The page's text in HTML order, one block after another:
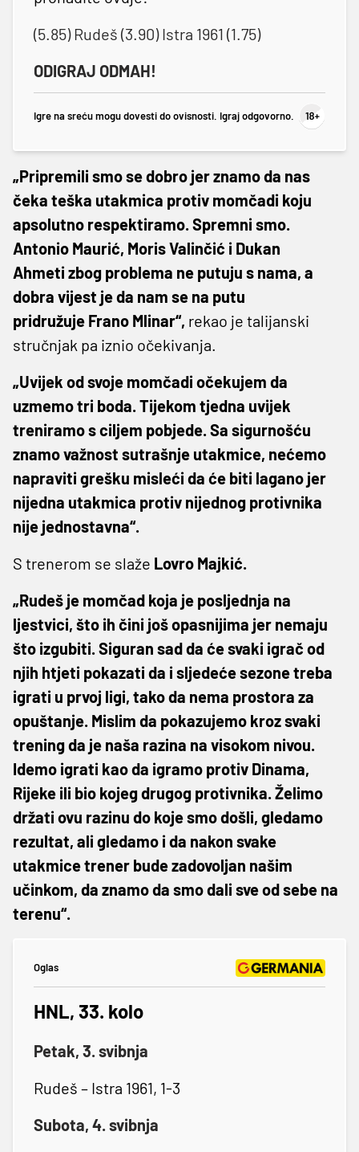
(5.85) Rudeš (3.90) Istra 1961 (1.75)
ODIGRAJ ODMAH!
Igre na sreću mogu dovesti do ovisnosti. Igraj odgovorno.
„Pripremili smo se dobro jer znamo da nas
čeka teška utakmica protiv momčadi koju
apsolutno respektiramo. Spremni smo.
Antonio Maurić, Moris Valinčić i Dukan
Ahmeti zbog problema ne putuju s nama, a
dobra vijest je da nam se na putu
pridružuje Frano Mlinar“, rekao je talijanski
stručnjak pa iznio očekivanja.
„Uvijek od svoje momčadi očekujem da
uzmemo tri boda. Tijekom tjedna uvijek
treniramo s ciljem pobjede. Sa sigurnošću
znamo važnost sutrašnje utakmice, nećemo
napraviti grešku misleći da će biti lagano jer
nijedna utakmica protiv nijednog protivnika
nije jednostavna“.
S trenerom se slaže Lovro Majkić.
„Rudeš je momčad koja je posljednja na
ljestvici, što ih čini još opasnijima jer nemaju
što izgubiti. Siguran sad da će svaki igrač od
njih htjeti pokazati da i sljedeće sezone treba
igrati u prvoj ligi, tako da nema prostora za
opuštanje. Mislim da pokazujemo kroz svaki
trening da je naša razina na visokom nivou.
Idemo igrati kao da igramo protiv Dinama,
Rijeke ili bio kojeg drugog protivnika. Želimo
držati ovu razinu do koje smo došli, gledamo
rezultat, ali gledamo i da nakon svake
utakmice trener bude zadovoljan našim
učinkom, da znamo da smo dali sve od sebe na
terenu“.
Oglas
HNL, 33. kolo
Petak, 3. svibnja
Rudeš – Istra 1961, 1-3
Subota, 4. svibnja